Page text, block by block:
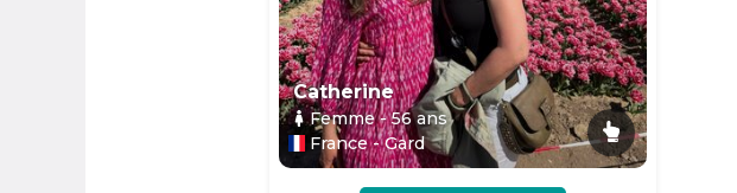
Catherine
Femme- 56ans
France - Gard